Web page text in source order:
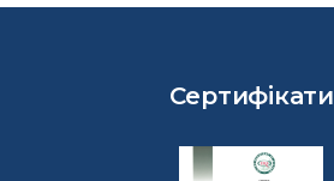
Сертифікати